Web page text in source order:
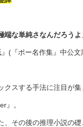
端な単純さなんだろうよ
(『ポー名作集』中公文
スする手法に注目が
』。
その後の推理小説の